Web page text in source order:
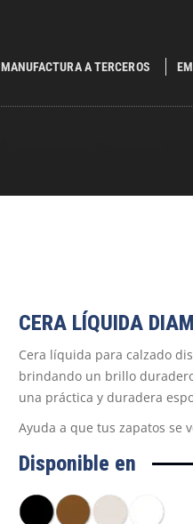
MANUFACTURA A TERCEROS
CERA LÍQUIDA
Cera líquida para calzado
brindando un brillo
una práctica y duradera
Ayuda a que tus zapatos se
Disponible en